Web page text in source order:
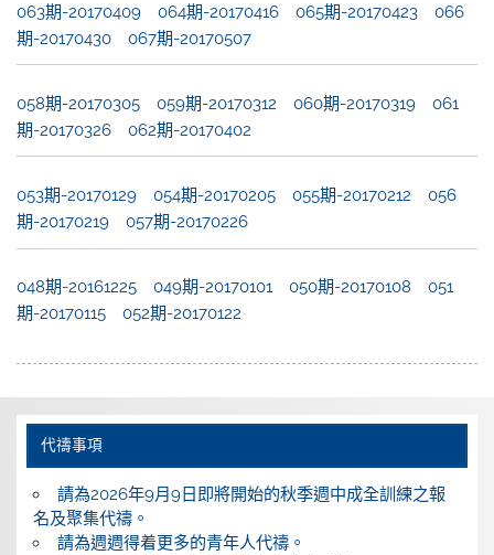
063期-20170409 064期-20170416 065期-20170423
066
期-20170430
067期-20170507
058期-20170305 059期-20170312 060期-20170319
061
期-20170326
062期-20170402
053期-20170129 054期-20170205 055期-20170212
056
期-20170219
057期-20170226
048期-20161225 049期-20170101 050期-20170108
051
期-20170115
052期-20170122
代禱事項
請為2026年9月9日即將開始的秋季週中成全訓練之報
名及聚集代禱。
請為週週得着更多的青年人代禱。